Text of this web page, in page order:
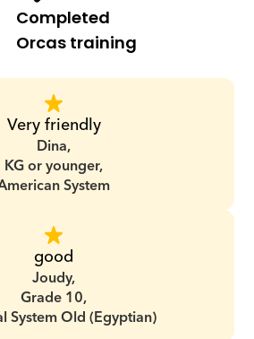
Completed
Orcas training
Very friendly
Dina,
KG or younger,
System
good
Joudy,
Grade 10,
System Old (Egyptian)